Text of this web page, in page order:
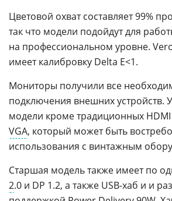
Цветовой охват составляет 99%
так что модели подойдут для
на профессиональном уровне.
имеет калибровку Delta E<1.
Мониторы получили все
подключения внешних устройств.
модели кроме традиционных HDMI
VGA, который может быть
использования с винтажным
Старшая модель также имеет по
2.0 и DP 1.2, а также USB-хаб и и